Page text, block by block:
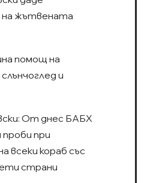
жътвената
помощ на
и
От днес БАБХ
при
всеки кораб със
страни